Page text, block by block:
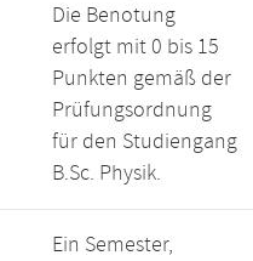
Die Benotung
erfolgt mit 0 bis 15
Punkten gemäß der
Prüfungsordnung
für den Studiengang
B.Sc. Physik.
Ein Semester,